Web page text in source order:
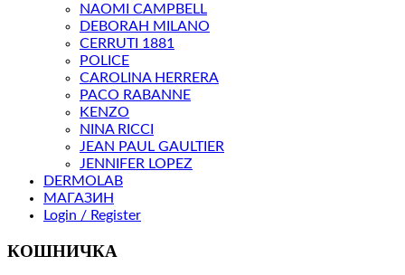
NAOMI CAMPBELL
DEBORAH MILANO
CERRUTI 1881
POLICE
CAROLINA HERRERA
PACO RABANNE
KENZO
NINA RICCI
JEAN PAUL GAULTIER
JENNIFER LOPEZ
DERMOLAB
МАГАЗИН
Login / Register
КОШНИЧКА